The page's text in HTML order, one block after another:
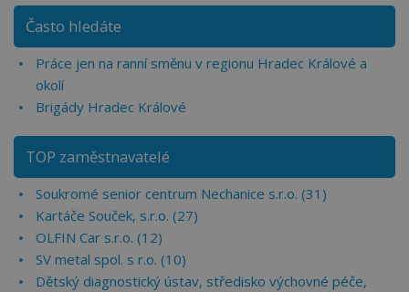
Často hledáte
Práce jen na ranní směnu v regionu Hradec Králové a
okolí
Brigády Hradec Králové
TOP zaměstnavatelé
Soukromé senior centrum Nechanice s.r.o. (31)
Kartáče Souček, s.r.o. (27)
OLFIN Car s.r.o. (12)
SV metal spol. s r.o. (10)
Dětský diagnostický ústav, středisko výchovné péče,